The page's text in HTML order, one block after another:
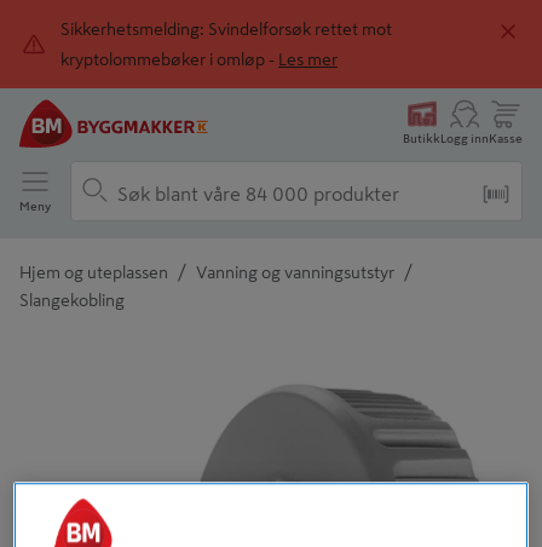
Sikkerhetsmelding: Svindelforsøk rettet mot
kryptolommebøker i omløp -
Les mer
ButikkLogg innKasse
Meny
Hjem og uteplassen / Vanning og vanningsutstyr /
Slangekobling